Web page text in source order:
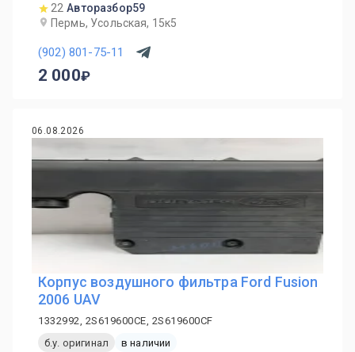
22 Авторазбор59
Пермь, Усольская, 15к5
(902) 801-75-11
2 000
06.08.2026
Корпус воздушного фильтра Ford Fusion
2006 UAV
1332992, 2S619600CE, 2S619600CF
б.у. оригинал
в наличии